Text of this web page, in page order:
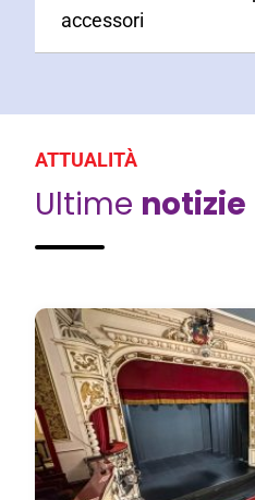
accessori
ATTUALITÀ
Ultime notizie